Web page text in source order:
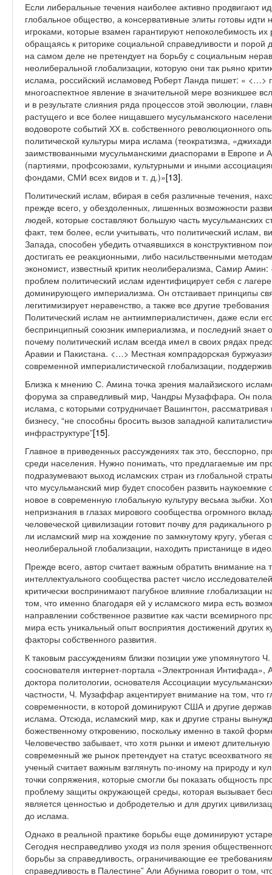
Если либеральные течения наиболее активно продвигают
глобальное общество, а консервативные элиты готовы
игроками, которые взамен гарантируют непоколебимость
обращаясь к риторике социальной справедливости и
на самом деле не претендует на борьбу с социальным
неолиберальной глобализации, которую они так рьяно
ислама, российский исламовед Роберт Ланда пишет: « <…>
многоаспектное явление в значительной мере возникшее
и в результате слияния ряда процессов этой эволюции,
растущего и все более нищавшего мусульманского
водовороте событий ХХ в. собственного революционного
политической культуры мира ислама (теократизма,
заимствованными мусульманскими диаспорами в Европе
(партиями, профсоюзами, культурными и иными
фондами, СМИ всех видов и т. д.)»[13].
Политический ислам, вбирая в себя различные течения,
прежде всего, у обездоленных, лишенных возможности
людей, которые составляют большую часть мусульманских
факт, тем более, если учитывать, что политический ислам,
Запада, способен убедить отчаявшихся в конструктивном
достигать ее реакционными, либо насильственными
экономист, известный критик неолиберализма, Самир
проблем политический ислам идентифицирует себя с
доминирующего империализма. Он отстаивает принципы
легитимизирует неравенство, а также все другие
Политический ислам не антиимпериалистичен, даже если
беспринципный союзник империализма, и последний знает
почему политический ислам всегда имел в своих рядах
Аравии и Пакистана. <…> Местная компрадорская
современной империалистической глобализации,
Близка к мнению С. Амина точка зрения малайзиского
форума за справедливый мир, Чандры Музаффара. Он
ислама, с которыми сотрудничает Вашингтон,
бизнесу, “не способны бросить вызов западной
инфраструктуре”[15].
Главное в приведенных рассуждениях так это, бесспорно,
среди населения. Нужно понимать, что предлагаемые им
подразумевают выход исламских стран из глобальной
что мусульманский мир будет способен развить
новое в современную глобальную культуру весьма зыбки.
непризнания в глазах мирового сообщества огромного
человеческой цивилизации готовит почву для
ли исламский мир на хождение по замкнутому кругу, убегая
неолиберальной глобализации, находить пристанище в
Прежде всего, автор считает важным обратить внимание на
интеллектуального сообщества растет число
критически воспринимают пагубное влияние глобализации
том, что именно благодаря ей у исламского мира есть
направлении собственное развитие как части всемирного
мира есть уникальный опыт восприятия достижений других
факторы собственного развития.
К таковым рассуждениям близки позиции уже упомянутого
сооснователя интернет-портала «Электронная Интифада»,
доктора политологии, основателя Ассоциации
частности, Ч. Музаффар акцентирует внимание на том, что
современности, в которой доминируют США и другие
ислама. Отсюда, исламский мир, как и другие страны
божественному откровению, поскольку именно в такой
Человечество забывает, что хотя рынки и имеют
современный же рынок претендует на статус всеохватного
ученый считает важным взглянуть по-иному на природу и
точки сопряжения, которые смогли бы показать общность
проблему защиты окружающей среды, которая вызывает
является ценностью и добродетелью и для других
до ислама.
Однако в реальной практике борьбы еще доминируют
Сегодня несправедливо уходя из поля зрения
борьбы за справедливость, ограничивающие ее
справедливость в Палестине” Али Абунима говорит о том,